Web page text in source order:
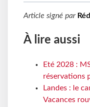
Article signé par
À lire aussi
Eté 2028 :
réservations
Landes : le
Vacances